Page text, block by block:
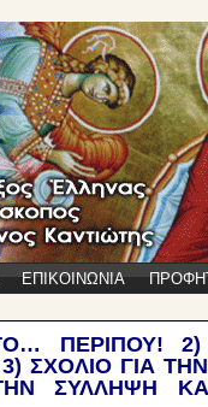
ΕΠΙΚΟΙΝΩΝΙΑ
ΠΕΡΙΠΟΥ!
ΣΧΟΛΙΟ ΓΙΑ
ΣΥΛΛΗΨΗ